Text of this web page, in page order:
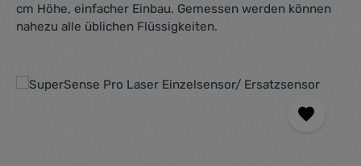
cm Höhe, einfacher Einbau. Gemessen werden können
nahezu alle üblichen Flüssigkeiten.
Bildergalerie überspringen